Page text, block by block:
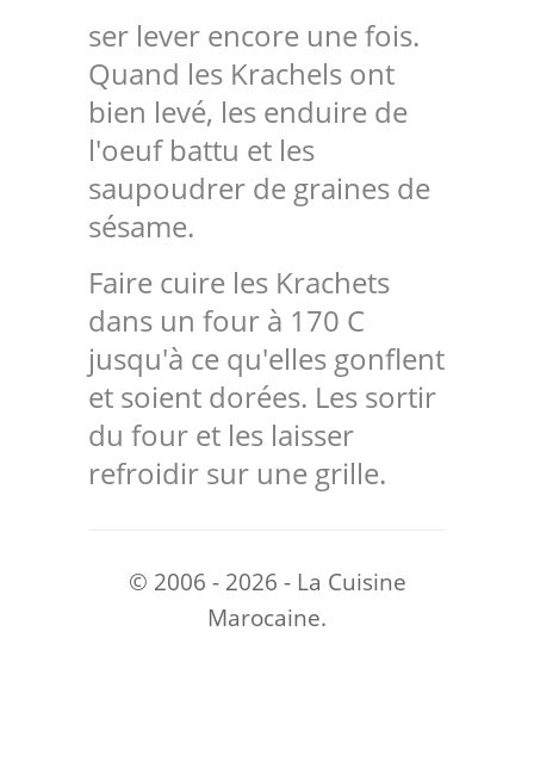
ser lever encore une fois.
Quand les Krachels ont
bien levé, les enduire de
l'oeuf battu et les
saupoudrer de graines de
sésame.
Faire cuire les Krachets
dans un four à 170 C
jusqu'à ce qu'elles gonflent
et soient dorées. Les sortir
du four et les laisser
refroidir sur une grille.
© 2006 - 2026 - La Cuisine
Marocaine.